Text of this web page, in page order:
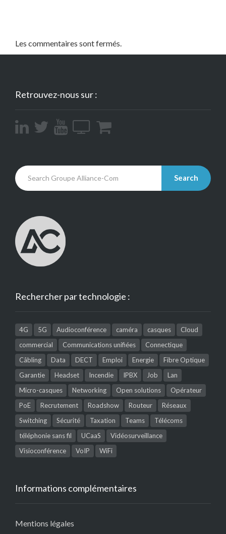
Les commentaires sont fermés.
Retrouvez-nous sur :
Search
Rechercher par technologie :
4G 5G Audioconférence caméra casques
Cloud
commercial
Communications unifiées
Connectique
Câbling
Data DECT Emploi Energie
Fibre Optique
Garantie
Headset Incendie IPBX Job
Lan
Micro-casques
Networking Open solutions
Opérateur
PoE
Recrutement Roadshow Routeur
Réseaux
Switching
Sécurité Taxation Teams
Télécoms
téléphonie sans fil
UCaaS
Vidéosurveillance
Visioconférence
VoIP WiFi
Informations complémentaires
Mentions légales